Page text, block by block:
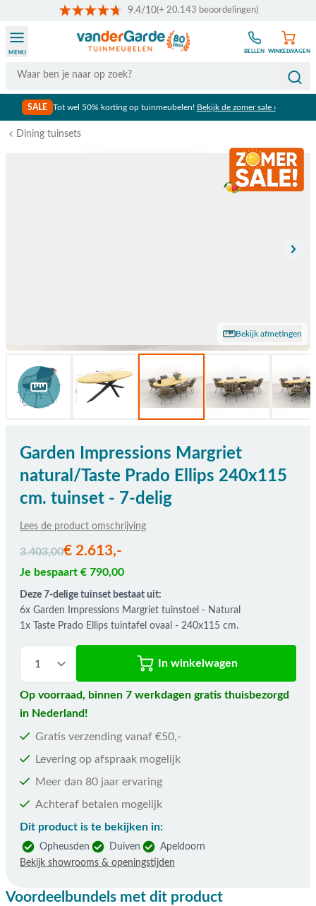
9.4/10(+ 20.143 beoordelingen)
Search
MENU BELLEN WINKELWAGEN
SALE Tot wel 50% korting op tuinmeubelen! Bekijk de zomer sale ›
Dining tuinsets
Bekijk afmetingen
Garden Impressions Margriet
natural/Taste Prado Ellips 240x115
cm. tuinset - 7-delig
Lees de product omschrijving
3.403,00€ 2.613,-
Je bespaart € 790,00
Deze 7-delige tuinset bestaat uit:
6x Garden Impressions Margriet tuinstoel - Natural
1x Taste Prado Ellips tuintafel ovaal - 240x115 cm.
In winkelwagen
Op voorraad, binnen 7 werkdagen gratis thuisbezorgd
in Nederland!
Gratis verzending vanaf €50,-
Levering op afspraak mogelijk
Meer dan 80 jaar ervaring
Achteraf betalen mogelijk
Dit product is te bekijken in:
Opheusden Duiven
Apeldoorn
Bekijk showrooms & openingstijden
Voordeelbundels met dit product